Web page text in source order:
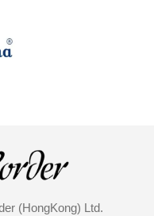
(HongKong) Ltd.